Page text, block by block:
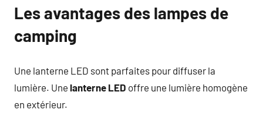
Les avantages des lampes de
camping
Une lanterne LED sont parfaites pour diffuser la
lumière. Une lanterne LED offre une lumière homogène
en extérieur.